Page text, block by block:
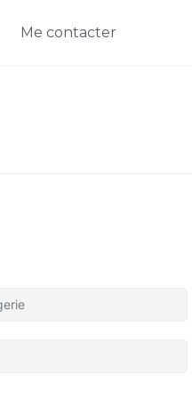
Me contacter